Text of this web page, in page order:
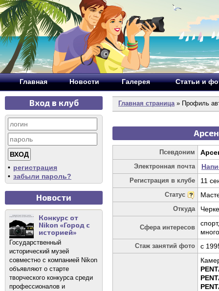
Главная Новости Галерея Статьи и
Вход в клуб
• регистрация
• забыли пароль?
Новости
Конкурс от
Nikon «Город с
историей»
Государственный
исторический музей
совместно с компанией Nikon
объявляют о старте
творческого конкурса среди
профессионалов и
Главная страница» Профиль
Псевдоним
Электронная почта
Регистрация в клубе 11
Статус
Откуда
Сфера интересов
Стаж занятий фото c